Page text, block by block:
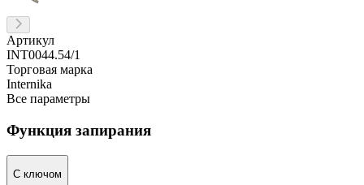
Артикул
INT0044.54/1
Торговая марка
Internika
Все параметры
Функция запирания
С ключом